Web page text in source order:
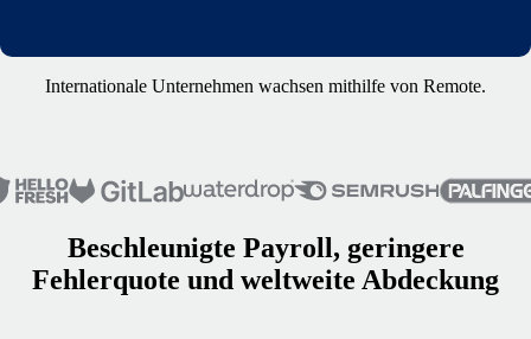
Internationale Unternehmen wachsen mithilfe von Remote.
Beschleunigte Payroll, geringere
Fehlerquote und weltweite Abdeckung